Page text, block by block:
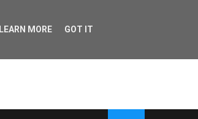
LEARN MORE GOT IT